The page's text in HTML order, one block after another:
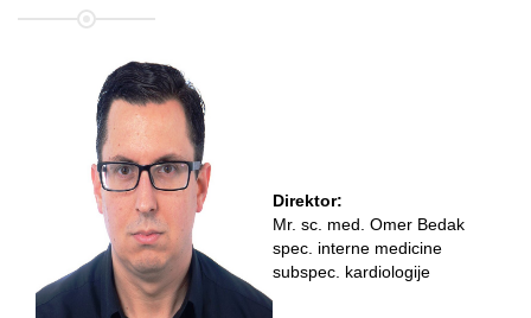
Direktor:
Mr. sc. med. Omer Bedak
spec. interne medicine
subspec. kardiologije